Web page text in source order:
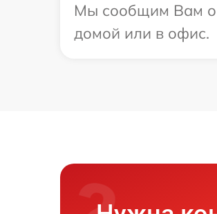
Мы сообщим Вам о
домой или в офис.